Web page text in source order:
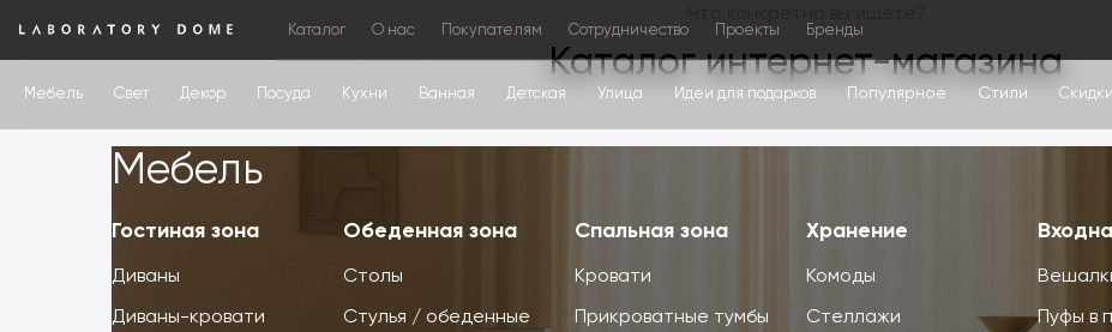
Каталог О нас Покупателям Сотрудничество Проекты Бренды
Мебель Свет Декор Посуда Кухни Ванная Детская Улица Идеи для подарков Популярное Стили Скидки
Каталог интернет-магазина
Мебель
Мебель
Гостиная зона
Диваны
Диваны-кровати
Обеденная зона
Столы
Стулья / обеденные
Спальная зона
Кровати
Прикроватные тумбы
Хранение
Комоды
Стеллажи Пуфы в